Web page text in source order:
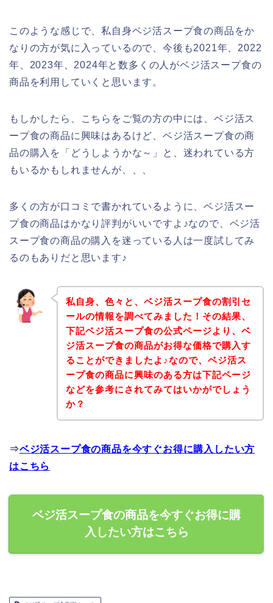
このような感じで、私自身ベジ活スープ食の商品をか
なりの方が気に入っているので、今後も2021年、2022
年、2023年、2024年と数多くの人がベジ活スープ食の
商品を利用していくと思います。
もしかしたら、こちらをご覧の方の中には、ベジ活ス
ープ食の商品に興味はあるけど、ベジ活スープ食の商
品の購入を「どうしようかな～」と、迷われている方
もいるかもしれませんが、、、
多くの方が口コミで書かれているように、ベジ活スー
プ食の商品はかなり評判がいいですよ♪なので、ベジ活
スープ食の商品の購入を迷っている人は一度試してみ
るのもありだと思います♪
私自身、色々と、ベジ活スープ食の割引セ
ールの情報を調べてみました！その結果、
下記ベジ活スープ食の公式ページより、ベ
ジ活スープ食の商品がお得な価格で購入す
ることができましたよ♪なので、ベジ活ス
ープ食の商品に興味のある方は下記ページ
などを参考にされてみてはいかがでしょう
か？
⇒ベジ活スープ食の商品を今すぐお得に購入したい方
はこちら
ベジ活スープ食の商品を今すぐお得に購
入したい方はこちら